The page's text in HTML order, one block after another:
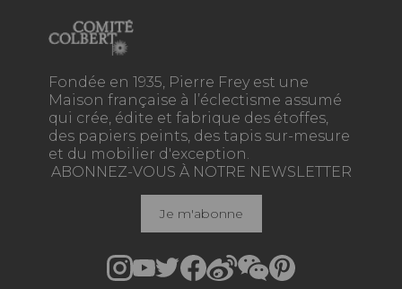
Fondée en 1935, Pierre Frey est une
Maison française à l’éclectisme assumé
qui crée, édite et fabrique des étoffes,
des papiers peints, des tapis sur-mesure
et du mobilier d'exception.
ABONNEZ-VOUS À NOTRE NEWSLETTER
Je m'abonne